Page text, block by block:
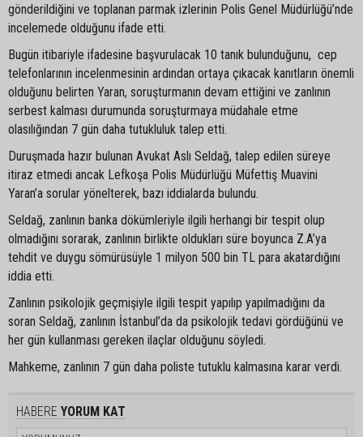
gönderildiğini ve toplanan parmak izlerinin Polis Genel Müdürlüğü’nde
incelemede olduğunu ifade etti.
Bugün itibariyle ifadesine başvurulacak 10 tanık bulunduğunu, cep
telefonlarının incelenmesinin ardından ortaya çıkacak kanıtların önemli
olduğunu belirten Yaran, soruşturmanın devam ettiğini ve zanlının
serbest kalması durumunda soruşturmaya müdahale etme
olasılığından 7 gün daha tutukluluk talep etti.
Duruşmada hazır bulunan Avukat Aslı Seldağ, talep edilen süreye
itiraz etmedi ancak Lefkoşa Polis Müdürlüğü Müfettiş Muavini
Yaran’a sorular yönelterek, bazı iddialarda bulundu.
Seldağ, zanlının banka dökümleriyle ilgili herhangi bir tespit olup
olmadığını sorarak, zanlının birlikte oldukları süre boyunca Z.A’ya
tehdit ve duygu sömürüsüyle 1 milyon 500 bin TL para akatardığını
iddia etti.
Zanlının psikolojik geçmişiyle ilgili tespit yapılıp yapılmadığını da
soran Seldağ, zanlının İstanbul’da da psikolojik tedavi gördüğünü ve
her gün kullanması gereken ilaçlar olduğunu söyledi.
Mahkeme, zanlının 7 gün daha poliste tutuklu kalmasına karar verdi.
HABERE YORUM KAT